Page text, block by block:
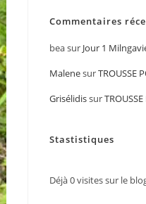
Commentaires
beasur Jour 1
MalenesurTROUSSE
Grisélidissur
Stastistiques
Déjà0visites sur le